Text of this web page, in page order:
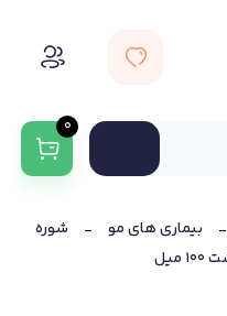
0
- بیماری های مو -
شوره